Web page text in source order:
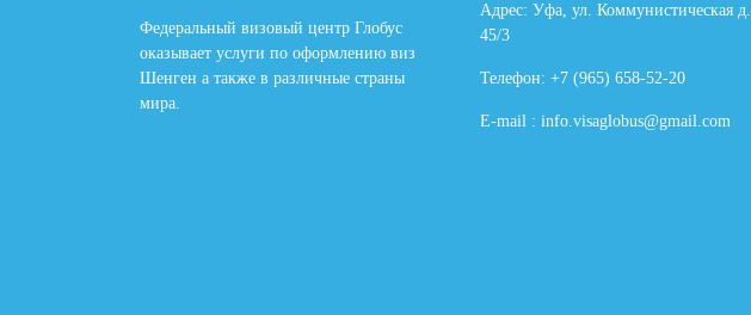
Федеральный визовый центр Глобус
оказывает услуги по оформлению виз
Шенген а также в различные страны
мира.
Адрес: Уфа, ул. Коммунистическая д.
45/3
Телефон: +7 (965) 658-52-20
E-mail : info.visaglobus@gmail.com